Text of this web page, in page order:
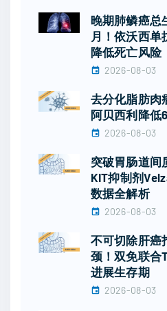
晚期肺鳞癌总
月！依沃西单
降低死亡风险
2026-08-03
去分化脂肪肉
阿贝西利降低
2026-08-03
突破胃肠道间
KIT抑制剂
数据全解析
2026-08-03
不可切除肝癌
颈！双免联合
进展生存期
2026-08-03